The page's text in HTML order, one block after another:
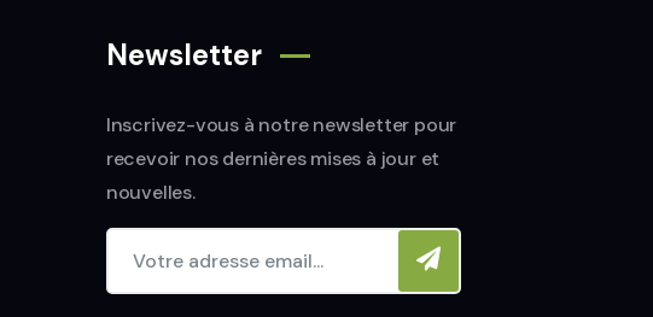
Newsletter
Inscrivez-vous à notre newsletter pour
recevoir nos dernières mises à jour et
nouvelles.